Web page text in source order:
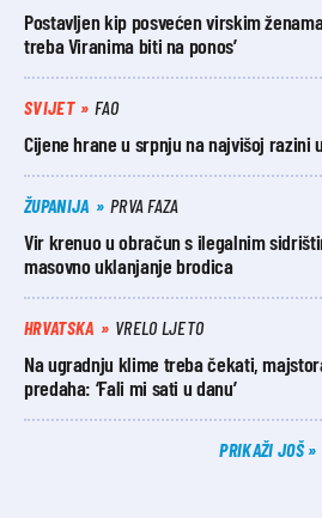
Postavljen kip posvećen virskim
treba Viranima biti na ponos’
SVIJET FAO
Cijene hrane u srpnju na najvišoj razini
ŽUPANIJA PRVA FAZA
Vir krenuo u obračun s ilegalnim
masovno uklanjanje brodica
HRVATSKA VRELO LJETO
Na ugradnju klime treba čekati,
predaha: ‘Fali mi sati u danu’
PRIKAŽI JOŠ